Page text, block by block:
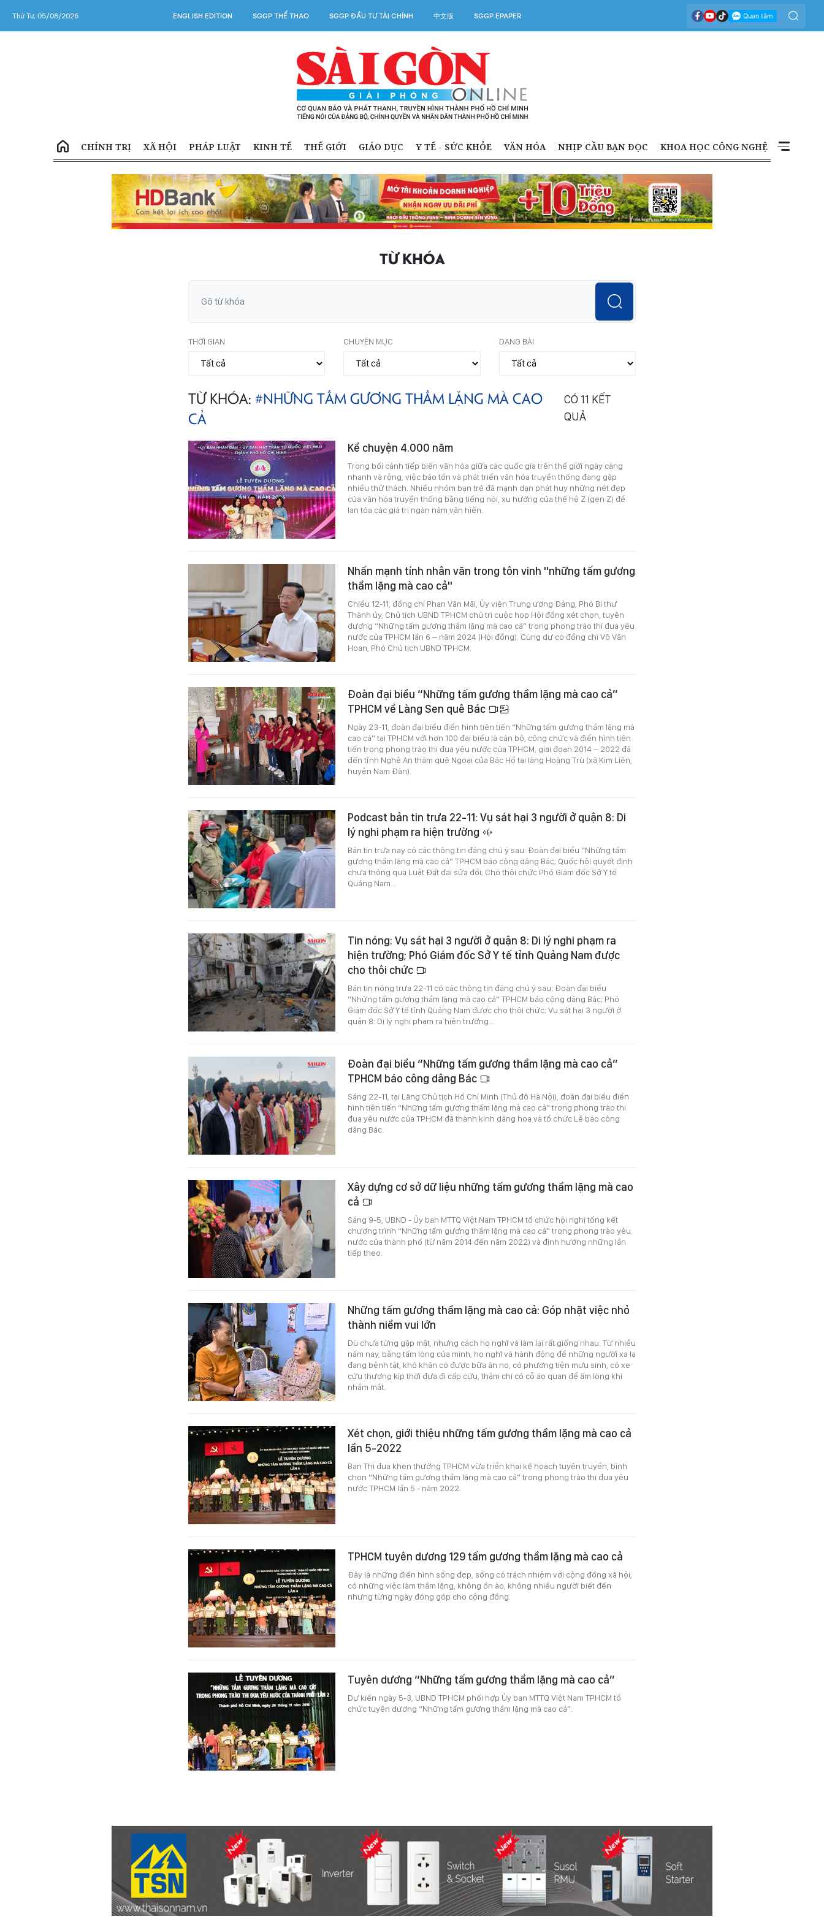
Thứ Tư, 05/08/2026 ENGLISH EDITION SGGP THỂ THAO SGGP ĐẦU TƯ TÀI CHÍNH 中文版 SGGP EPAPER
CHÍNH TRỊ XÃ HỘI PHÁP LUẬT KINH TẾ THẾ GIỚI GIÁO DỤC Y TẾ - SỨC KHỎE VĂN HÓA NHỊP CẦU BẠN ĐỌC KHOA HỌC CÔNG NGHỆ
TỪ KHÓA
THỜI GIAN CHUYÊN MỤC DẠNG BÀI
TỪ KHÓA: #NHỮNG TẤM GƯƠNG THẦM LẶNG MÀ CAO
CẢ
CÓ11 KẾT
QUẢ
Kể chuyện 4.000 năm
Trong bối cảnh tiếp biến văn hóa giữa các quốc gia trên thế giới ngày càng
nhanh và rộng, việc bảo tồn và phát triển văn hóa truyền thống đang gặp
nhiều thử thách. Nhiều nhóm bạn trẻ đã mạnh dạn phát huy những nét đẹp
của văn hóa truyền thống bằng tiếng nói, xu hướng của thế hệ Z (gen Z) để
lan tỏa các giá trị ngàn năm văn hiến.
Nhấn mạnh tính nhân văn trong tôn vinh "những tấm gương
thầm lặng mà cao cả"
Chiều 12-11, đồng chí Phan Văn Mãi, Ủy viên Trung ương Đảng, Phó Bí thư
Thành ủy, Chủ tịch UBND TPHCM chủ trì cuộc họp Hội đồng xét chọn, tuyên
dương “Những tấm gương thầm lặng mà cao cả” trong phong trào thi đua yêu
nước của TPHCM lần 6 – năm 2024 (Hội đồng). Cùng dự có đồng chí Võ Văn
Hoan, Phó Chủ tịch UBND TPHCM.
Đoàn đại biểu “Những tấm gương thầm lặng mà cao cả”
TPHCM về Làng Sen quê Bác
Ngày 23-11, đoàn đại biểu điển hình tiên tiến “Những tấm gương thầm lặng mà
cao cả” tại TPHCM với hơn 100 đại biểu là cán bộ, công chức và điển hình tiên
tiến trong phong trào thi đua yêu nước của TPHCM, giai đoạn 2014 – 2022 đã
đến tỉnh Nghệ An thăm quê Ngoại của Bác Hồ tại làng Hoàng Trù (xã Kim Liên,
huyện Nam Đàn).
Podcast bản tin trưa 22-11: Vụ sát hại 3 người ở quận 8: Di
lý nghi phạm ra hiện trường
Bản tin trưa nay có các thông tin đáng chú ý sau: Đoàn đại biểu “Những tấm
gương thầm lặng mà cao cả” TPHCM báo công dâng Bác; Quốc hội quyết định
chưa thông qua Luật Đất đai sửa đổi; Cho thôi chức Phó Giám đốc Sở Y tế
Quảng Nam...
Tin nóng: Vụ sát hại 3 người ở quận 8: Di lý nghi phạm ra
hiện trường; Phó Giám đốc Sở Y tế tỉnh Quảng Nam được
cho thôi chức
Bản tin nóng trưa 22-11 có các thông tin đáng chú ý sau: Đoàn đại biểu
“Những tấm gương thầm lặng mà cao cả” TPHCM báo công dâng Bác; Phó
Giám đốc Sở Y tế tỉnh Quảng Nam được cho thôi chức; Vụ sát hại 3 người ở
quận 8: Di lý nghi phạm ra hiện trường...
Đoàn đại biểu “Những tấm gương thầm lặng mà cao cả”
TPHCM báo công dâng Bác
Sáng 22-11, tại Lăng Chủ tịch Hồ Chí Minh (Thủ đô Hà Nội), đoàn đại biểu điển
hình tiên tiến “Những tấm gương thầm lặng mà cao cả” trong phong trào thi
đua yêu nước của TPHCM đã thành kính dâng hoa và tổ chức Lễ báo công
dâng Bác.
Xây dựng cơ sở dữ liệu những tấm gương thầm lặng mà cao
cả
Sáng 9-5, UBND - Ủy ban MTTQ Việt Nam TPHCM tổ chức hội nghị tổng kết
chương trình “Những tấm gương thầm lặng mà cao cả” trong phong trào yêu
nước của thành phố (từ năm 2014 đến năm 2022) và định hướng những lần
tiếp theo.
Những tấm gương thầm lặng mà cao cả: Góp nhặt việc nhỏ
thành niềm vui lớn
Dù chưa từng gặp mặt, nhưng cách họ nghĩ và làm lại rất giống nhau. Từ nhiều
năm nay, bằng tấm lòng của mình, họ nghĩ và hành động để những người xa lạ
đang bệnh tật, khó khăn có được bữa ăn no, có phương tiện mưu sinh, có xe
cứu thương kịp thời đưa đi cấp cứu, thậm chí có cỗ áo quan để ấm lòng khi
nhắm mắt.
Xét chọn, giới thiệu những tấm gương thầm lặng mà cao cả
lần 5-2022
Ban Thi đua khen thưởng TPHCM vừa triển khai kế hoạch tuyên truyền, bình
chọn “Những tấm gương thầm lặng mà cao cả” trong phong trào thi đua yêu
nước TPHCM lần 5 - năm 2022.
TPHCM tuyên dương 129 tấm gương thầm lặng mà cao cả
Đây là những điển hình sống đẹp, sống có trách nhiệm với cộng đồng xã hội,
có những việc làm thầm lặng, không ồn ào, không nhiều người biết đến
nhưng từng ngày đóng góp cho cộng đồng.
Tuyên dương “Những tấm gương thầm lặng mà cao cả”
Dự kiến ngày 5-3, UBND TPHCM phối hợp Ủy ban MTTQ Việt Nam TPHCM tổ
chức tuyên dương “Những tấm gương thầm lặng mà cao cả”.